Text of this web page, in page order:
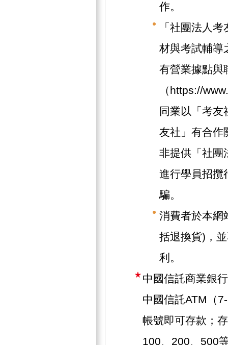
作。
「社團法人
材與考試輔導
有營業據點與
（https://
同業以「考友
友社」有合作
非提供「社團
進行學員招攬
騙。
消費者於本網
括退換貨)，
利。
中國信託商業銀
中國信託ATM（
帳號即可存款；
100、200、500